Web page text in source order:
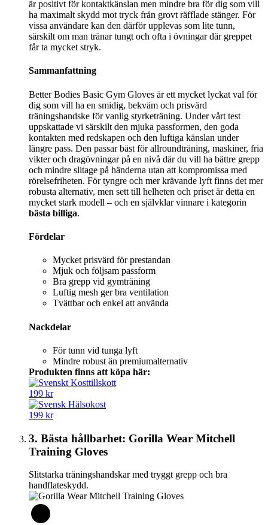
är positivt för kontaktkänslan men mindre bra för dig som vill
ha maximalt skydd mot tryck från grovt räfflade stänger. För
vissa användare kan den därför upplevas som lite tunn,
särskilt om man tränar tungt och ofta i övningar där greppet
får ta mycket stryk.
Sammanfattning
Better Bodies Basic Gym Gloves är ett mycket lyckat val för
dig som vill ha en smidig, bekväm och prisvärd
träningshandske för vanlig styrketräning. Under vårt test
uppskattade vi särskilt den mjuka passformen, den goda
kontakten med redskapen och den luftiga känslan under
längre pass. Den passar bäst för allroundträning, maskiner, fria
vikter och dragövningar på en nivå där du vill ha bättre grepp
och mindre slitage på händerna utan att kompromissa med
rörelsefriheten. För tyngre och mer krävande lyft finns det mer
robusta alternativ, men sett till helheten och priset är detta en
mycket stark modell – och en självklar vinnare i kategorin
bästa billiga.
Fördelar
Mycket prisvärd för prestandan
Mjuk och följsam passform
Bra grepp vid gymträning
Luftig mesh ger bra ventilation
Tvättbar och enkel att använda
Nackdelar
För tunn vid tunga lyft
Mindre robust än premiumalternativ
Produkten finns att köpa här:
199 kr
199 kr
3. Bästa hållbarhet: Gorilla Wear Mitchell
Training Gloves
Slitstarka träningshandskar med tryggt grepp och bra
handflateskydd.